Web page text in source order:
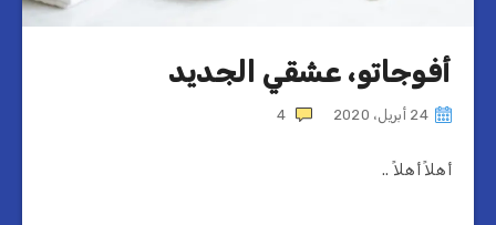
أفوجاتو، عشقي الجديد
24 أبريل، 2020 4
أهلاً أهلاً ..